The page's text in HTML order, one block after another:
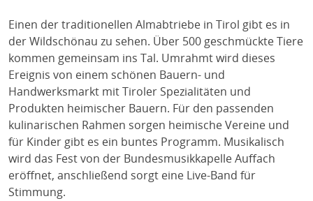
Einen der traditionellen Almabtriebe in Tirol gibt es in
der Wildschönau zu sehen. Über 500 geschmückte Tiere
kommen gemeinsam ins Tal. Umrahmt wird dieses
Ereignis von einem schönen Bauern- und
Handwerksmarkt mit Tiroler Spezialitäten und
Produkten heimischer Bauern. Für den passenden
kulinarischen Rahmen sorgen heimische Vereine und
für Kinder gibt es ein buntes Programm. Musikalisch
wird das Fest von der Bundesmusikkapelle Auffach
eröffnet, anschließend sorgt eine Live-Band für
Stimmung.